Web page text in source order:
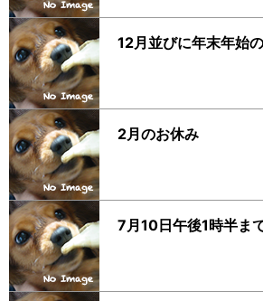
12月並びに年末年始
2月のお休み
7月10日午後1時半ま